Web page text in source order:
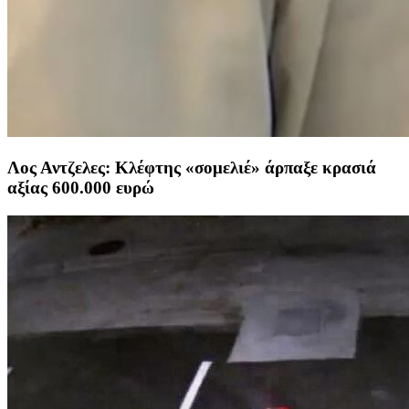
Λος Αντζελες: Κλέφτης «σομελιέ» άρπαξε κρασιά
αξίας 600.000 ευρώ